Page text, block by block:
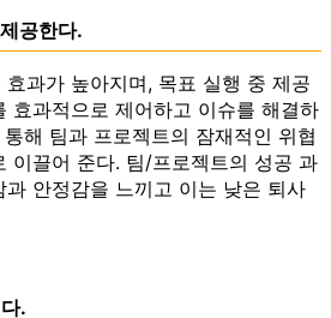
공한다.
과가 높아지며, 목표 실행 중 제공
효과적으로 제어하고 이슈를 해결하
해 팀과 프로젝트의 잠재적인 위협
이끌어 준다. 팀/프로젝트의 성공 과
안정감을 느끼고 이는 낮은 퇴사
.